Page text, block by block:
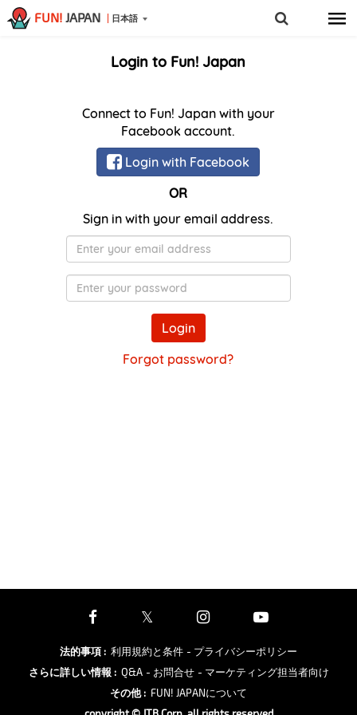
FUN! JAPAN 日本語
Login to Fun! Japan
Connect to Fun! Japan with your
Facebook account.
Login with Facebook
OR
Sign in with your email address.
メ
ー
ル
ア
ド
レ
Password
Login
Forgot password?
法的事項: 利用規約と条件 - プライバシーポリシー
さらに詳しい情報 : Q&A - お問合せ - マーケティング担当者向け
その他: FUN! JAPANについて